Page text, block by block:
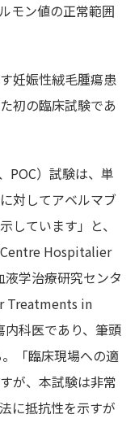
モン値の正常範囲
妊娠性絨毛腫瘍患
初の臨床試験であ
POC）試験は、単
対してアベルマブ
しています」と、
Centre Hospitalier
学治療研究センタ
Treatments in
科医であり、筆頭
「臨床現場への適
が、本試験は非常
に抵抗性を示すが